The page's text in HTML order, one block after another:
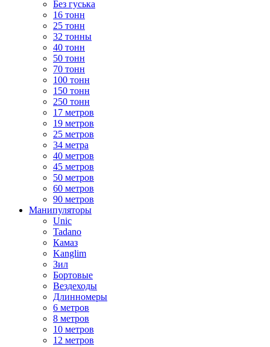
Без гуська
16 тонн
25 тонн
32 тонны
40 тонн
50 тонн
70 тонн
100 тонн
150 тонн
250 тонн
17 метров
19 метров
25 метров
34 метра
40 метров
45 метров
50 метров
60 метров
90 метров
Манипуляторы
Unic
Tadano
Камаз
Kanglim
Зил
Бортовые
Вездеходы
Длинномеры
6 метров
8 метров
10 метров
12 метров